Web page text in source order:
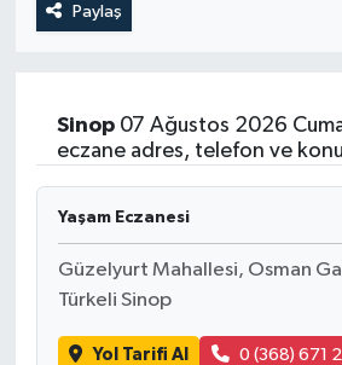
Paylaş
Sinop07 Ağustos 2026
eczane adres, telefon ve
Yaşam Eczanesi
Güzelyurt Mahallesi, Osman
Türkeli Sinop
Yol Tarifi Al 0 (368) 671